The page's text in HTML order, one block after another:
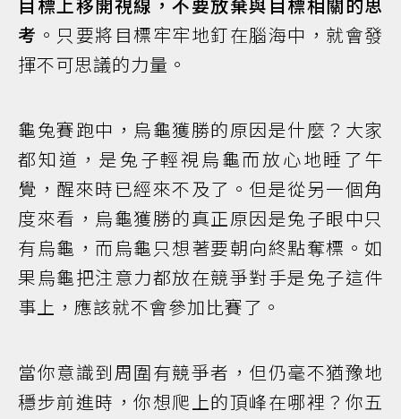
考 。只要將目標牢牢地釘在腦海中，就會發
揮不可思議的力量。
龜兔賽跑中，烏龜獲勝的原因是什麼？大家
都知道，是兔子輕視烏龜而放心地睡了午
覺，醒來時已經來不及了。但是從另一個角
度來看，烏龜獲勝的真正原因是兔子眼中只
有烏龜，而烏龜只想著要朝向終點奪標。如
果烏龜把注意力都放在競爭對手是兔子這件
事上，應該就不會參加比賽了。
當你意識到周圍有競爭者，但仍毫不猶豫地
穩步前進時，你想爬上的頂峰在哪裡？你五